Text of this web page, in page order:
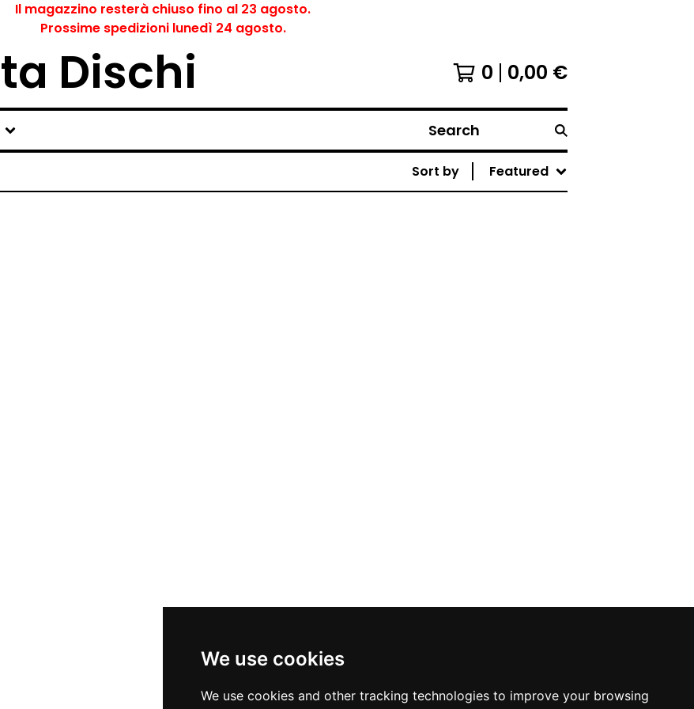
We use cookies
We use cookies and other tracking technologies to improve your browsing
Il magazzino resterà chiuso fino al 23 agosto.
Prossime spedizioni lunedì 24 agosto.
Dischi 0 0,00 €
Search
Sort by Featured